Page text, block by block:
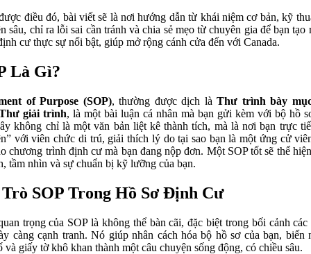
điều đó, bài viết sẽ là nơi hướng dẫn từ khái niệm cơ bản, kỹ
sâu, chỉ ra lỗi sai cần tránh và chia sẻ mẹo từ chuyên gia để bạn tạo
cư thực sự nổi bật, giúp mở rộng cánh cửa đến với Canada.
Là Gì?
of Purpose (SOP), thường được dịch là Thư trình bày
giải trình, là một bài luận cá nhân mà bạn gửi kèm với bộ hồ
không chỉ là một văn bản liệt kê thành tích, mà là nơi bạn trực
với viên chức di trú, giải thích lý do tại sao bạn là một ứng cử
chương trình định cư mà bạn đang nộp đơn. Một SOP tốt sẽ thể
tầm nhìn và sự chuẩn bị kỹ lưỡng của bạn.
SOP Trong Hồ Sơ Định Cư
trọng của SOP là không thể bàn cãi, đặc biệt trong bối cảnh các
càng cạnh tranh. Nó giúp nhân cách hóa bộ hồ sơ của bạn, biến
và giấy tờ khô khan thành một câu chuyện sống động, có chiều sâu.